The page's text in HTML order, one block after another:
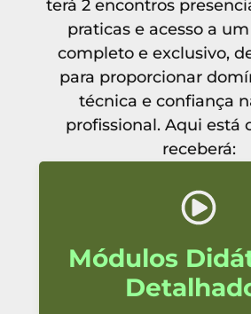
terá 2 encontros
praticas e acesso a
completo e exclusivo,
para proporcionar
técnica e confiança
profissional. Aqui está
receberá:
Módulos